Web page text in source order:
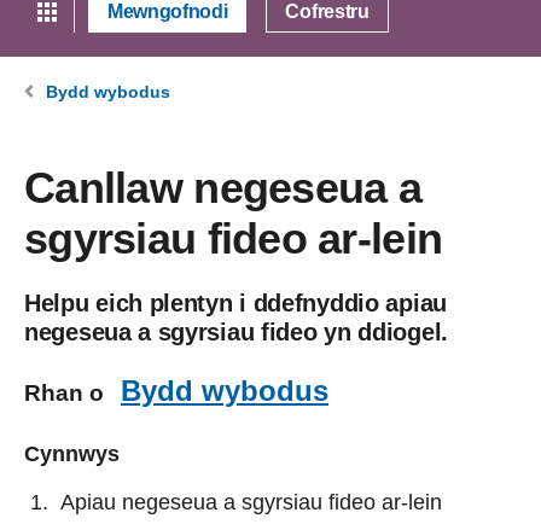
Mewngofnodi Cofrestru
Bydd wybodus
Canllaw negeseua a
sgyrsiau fideo ar-lein
Helpu eich plentyn i ddefnyddio apiau
negeseua a sgyrsiau fideo yn ddiogel.
Rhan o Bydd wybodus
Cynnwys
Apiau negeseua a sgyrsiau fideo ar-lein